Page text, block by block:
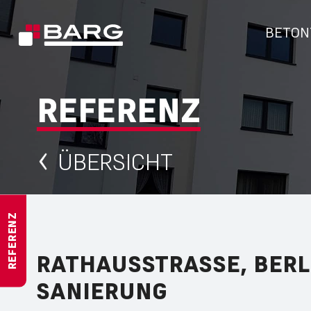
REFERENZ
ÜBERSICHT
REFERENZ
RATHAUSSTRASSE,
ANIERUNG